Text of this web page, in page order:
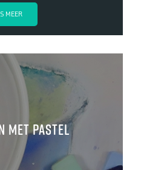
MEER
met pastel